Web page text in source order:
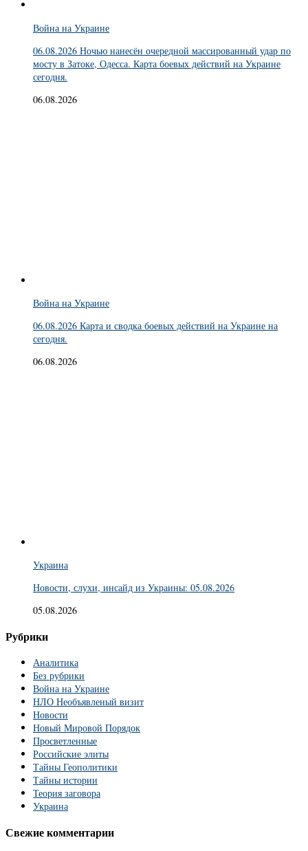
Война на Украине
06.08.2026 Ночью нанесён очередной массированный удар по
мосту в Затоке, Одесса. Карта боевых действий на Украине
сегодня.
06.08.2026
Война на Украине
06.08.2026 Карта и сводка боевых действий на Украине на
сегодня.
06.08.2026
Украина
Новости, слухи, инсайд из Украины: 05.08.2026
05.08.2026
Рубрики
Аналитика
Без рубрики
Война на Украине
НЛО Необъявленый визит
Новости
Новый Мировой Порядок
Просветленные
Российские элиты
Тайны Геополитики
Тайны истории
Теория заговора
Украина
Свежие комментарии